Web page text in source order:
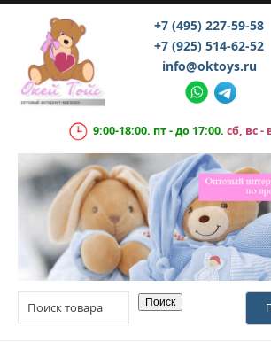
+7 (495) 227-59-58
+7 (925) 514-62-52
info@oktoys.ru
9:00-18:00. пт - до 17:00. сб, вс